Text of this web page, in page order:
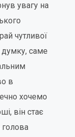
увагу на
чутливої
думку, саме
в
хочемо
він стає